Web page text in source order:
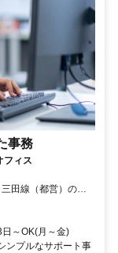
事務
フィス
田線（都営）の白
～OK(月～金)
ンプルなサポート事